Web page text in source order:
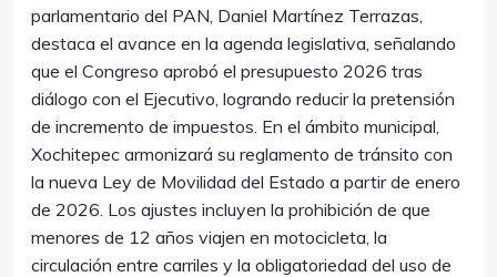
parlamentario del PAN, Daniel Martínez Terrazas,
destaca el avance en la agenda legislativa, señalando
que el Congreso aprobó el presupuesto 2026 tras
diálogo con el Ejecutivo, logrando reducir la pretensión
de incremento de impuestos. En el ámbito municipal,
Xochitepec armonizará su reglamento de tránsito con
la nueva Ley de Movilidad del Estado a partir de enero
de 2026. Los ajustes incluyen la prohibición de que
menores de 12 años viajen en motocicleta, la
circulación entre carriles y la obligatoriedad del uso de